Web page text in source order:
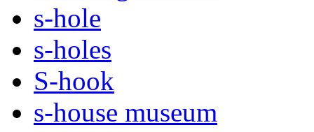
s-hole
s-holes
S-hook
s-house museum